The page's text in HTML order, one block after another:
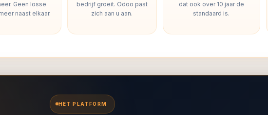
Geen losse
naast elkaar.
bedrijf groeit. Odoo past
zich aan u aan.
dat ook over 10 jaar de
standaard is.
HET PLATFORM